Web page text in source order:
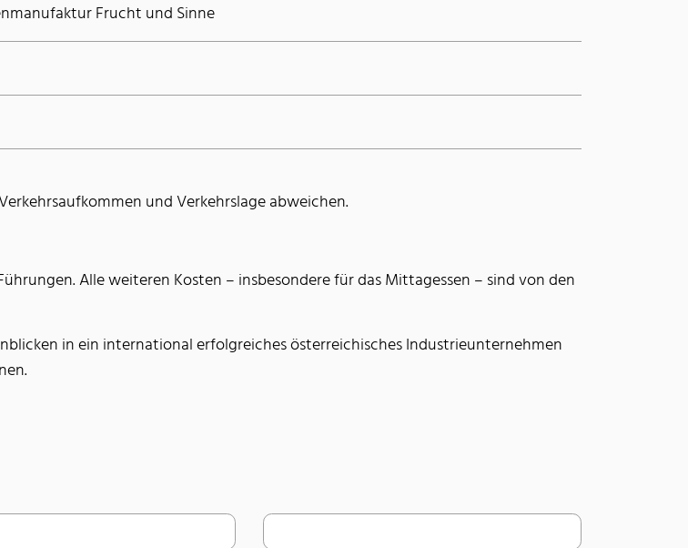
Frucht und Sinne
und Verkehrslage abweichen.
Alle weiteren Kosten – insbesondere für das Mittagessen – sind von den
in ein international erfolgreiches österreichisches Industrieunternehmen
Nachname